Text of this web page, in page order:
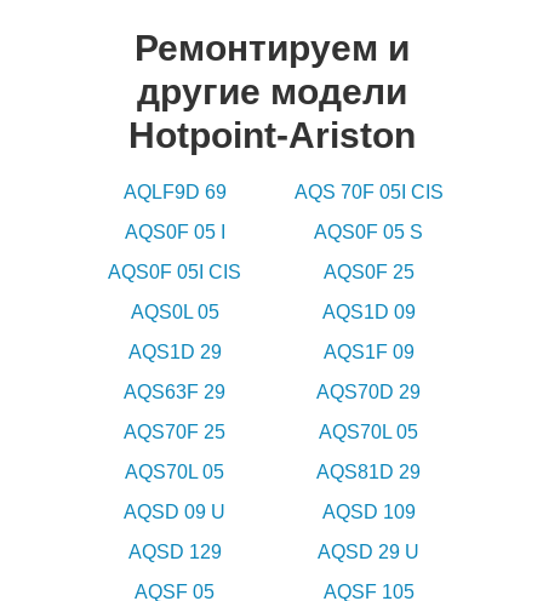
Ремонтируем и
другие модели
Hotpoint-Ariston
AQLF9D 69
AQS 70F 05I CIS
AQS0F 05 I
AQS0F 05 S
AQS0F 05I CIS
AQS0F 25
AQS0L 05
AQS1D 09
AQS1D 29
AQS1F 09
AQS63F 29
AQS70D 29
AQS70F 25
AQS70L 05
AQS70L 05
AQS81D 29
AQSD 09 U
AQSD 109
AQSD 129
AQSD 29 U
AQSF 05
AQSF 105